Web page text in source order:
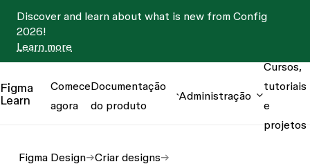
Discover and learn about what is new from Config
2026!
Learn more
Figma
Learn
Comece
agora
Documentação
do produto
Administração
Cursos,
tutoriais
e
projetos
Figma Design
Criar designs